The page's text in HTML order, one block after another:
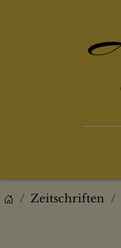
Zeitschriften